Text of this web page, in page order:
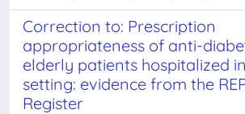
Correction to: Prescription
appropriateness of anti-
elderly patients hospitalized
setting: evidence from the
Register